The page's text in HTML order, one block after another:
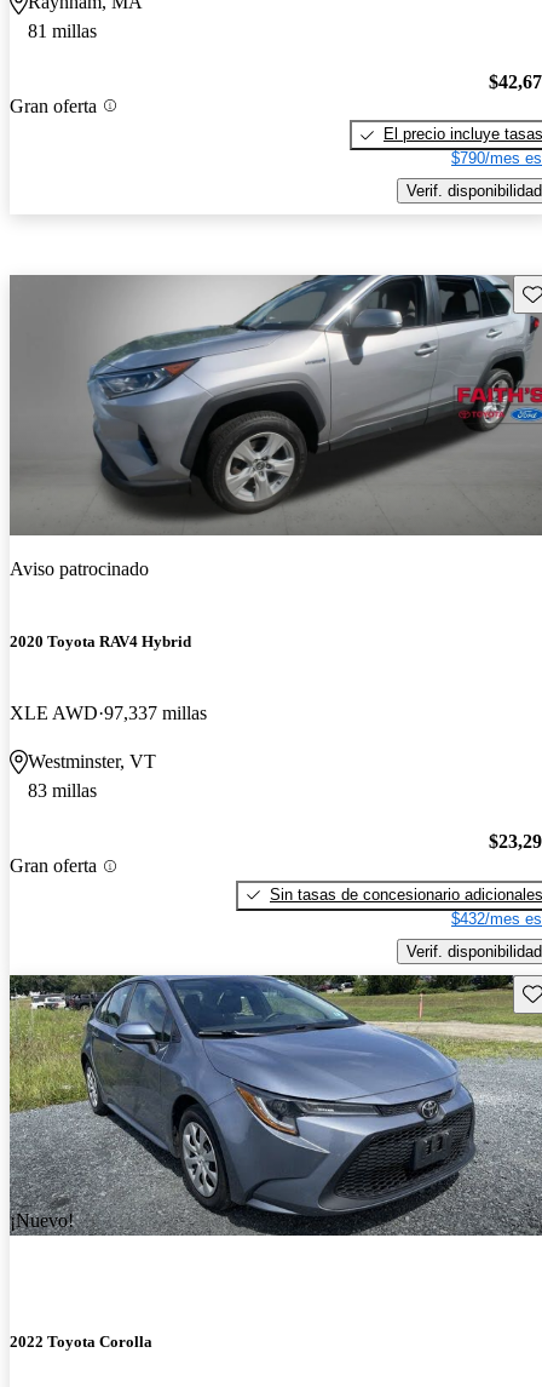
81 millas
Gran oferta
El precio incluye tasas
$790/mes
Verif. disponibilidad
Aviso patrocinado
2020 Toyota RAV4 Hybrid
XLE AWD 97,337 millas
Westminster, VT
83 millas
Gran oferta
Sin tasas de concesionario adicionales
$432/mes
Verif. disponibilidad
¡Nuevo!
2022 Toyota Corolla